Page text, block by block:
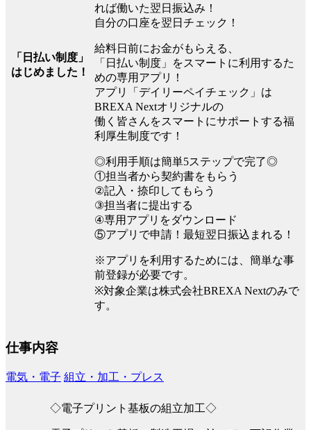
「日払い制度」
はじめました！
れば働いた翌日振込み！
自分の口座を翌日チェック！
給料日前にお金がもらえる、
「日払い制度」をスマートに利用するた
めの専用アプリ！
アプリ「デイリーペイチェック」は
BREXA Nextオリジナルの
働く皆さんをスマートにサポートする福
利厚生制度です！
◎利用手順は簡単5ステップで完了◎
①担当者から契約書をもらう
②記入・捺印してもらう
③担当者に提出する
④専用アプリをダウンロード
⑤アプリで申請！最短翌日振込まれる！
※アプリを利用するためには、簡単な事
前登録が必要です。
※対象企業は株式会社BREXA Nextのみで
す。
仕事内容
電気・電子 組立・加工・プレス
◇電子プリント基板の組立加工◇